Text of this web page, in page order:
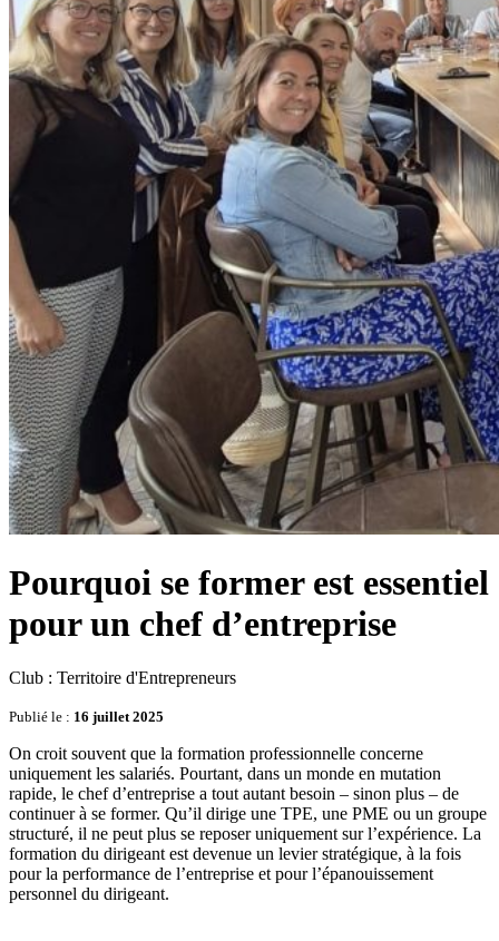
Pourquoi se former est essentiel
pour un chef d’entreprise
Club : Territoire d'Entrepreneurs
Publié le : 16 juillet 2025
On croit souvent que la formation professionnelle concerne
uniquement les salariés. Pourtant, dans un monde en mutation
rapide, le chef d’entreprise a tout autant besoin – sinon plus – de
continuer à se former. Qu’il dirige une TPE, une PME ou un groupe
structuré, il ne peut plus se reposer uniquement sur l’expérience. La
formation du dirigeant est devenue un levier stratégique, à la fois
pour la performance de l’entreprise et pour l’épanouissement
personnel du dirigeant.